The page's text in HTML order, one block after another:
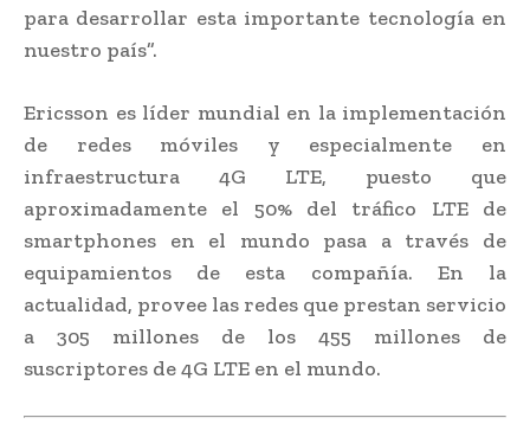
para desarrollar esta importante tecnología en
nuestro país”.
Ericsson es líder mundial en la implementación
de redes móviles y especialmente en
infraestructura 4G LTE, puesto que
aproximadamente el 50% del tráfico LTE de
smartphones en el mundo pasa a través de
equipamientos de esta compañía. En la
actualidad, provee las redes que prestan servicio
a 305 millones de los 455 millones de
suscriptores de 4G LTE en el mundo.